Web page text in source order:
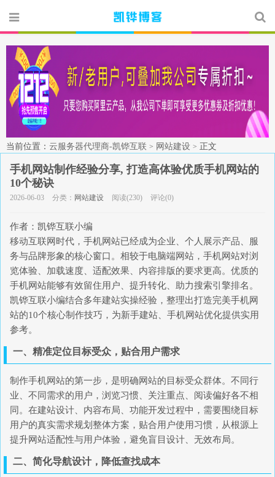
当前位置： 云服务器代理商-凯铧互联 > 网站建设 > 正文
手机网站制作经验分享, 打造高体验优质手机网站的
10个秘诀
2026-06-03 分类： 网站建设 阅读(230) 评论(0)
作者：凯铧互联小编
移动互联网时代，手机网站已经成为企业、个人展示产品、服
务与品牌形象的核心窗口。相较于电脑端网站，手机网站对浏
览体验、加载速度、适配效果、内容排版的要求更高。优质的
手机网站能够有效留住用户、提升转化、助力搜索引擎排名。
凯铧互联小编结合多年建站实操经验，整理出打造完美手机网
站的10个核心制作技巧，为新手建站、手机网站优化提供实用
参考。
一、精准定位目标受众，贴合用户需求
制作手机网站的第一步，是明确网站的目标受众群体。不同行
业、不同需求的用户，浏览习惯、关注重点、阅读偏好各不相
同。在建站设计、内容布局、功能开发过程中，需要围绕目标
用户的真实需求规划整体方案，贴合用户使用习惯，从根源上
提升网站适配性与用户体验，避免盲目设计、无效布局。
二、简化导航设计，降低查找成本